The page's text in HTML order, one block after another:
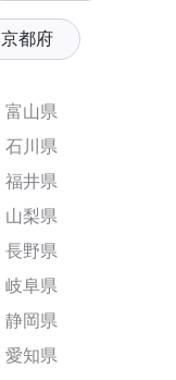
京都府
富山県
石川県
福井県
山梨県
長野県
岐阜県
静岡県
愛知県